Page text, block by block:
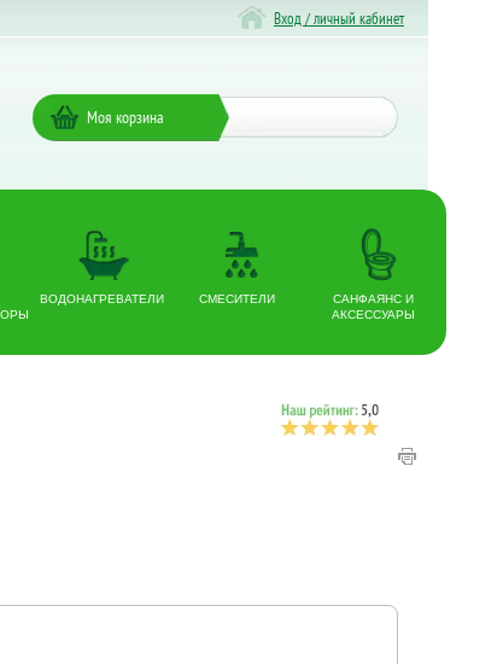
Вход / личный кабинет
Моя корзина
ВОДОНАГРЕВАТЕЛИ СМЕСИТЕЛИ
САНФАЯНС И
АКСЕССУАРЫ